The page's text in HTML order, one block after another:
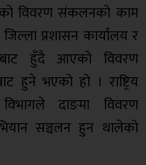
विवरण संकलनको काम
प्रशासन कार्यालय र
हुँदै आएको विवरण
भएको हो । राष्ट्रिय
दाङमा विवरण
सञ्चलन हुन थालेको